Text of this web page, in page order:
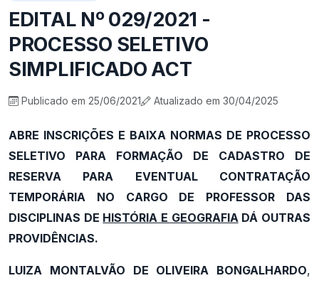
EDITAL Nº 029/2021 -
PROCESSO SELETIVO
SIMPLIFICADO ACT
Publicado em 25/06/2021 Atualizado em 30/04/2025
ABRE INSCRIÇÕES E BAIXA NORMAS DE PROCESSO
SELETIVO PARA FORMAÇÃO DE CADASTRO DE
RESERVA PARA EVENTUAL CONTRATAÇÃO
TEMPORÁRIA NO CARGO DE PROFESSOR DAS
DISCIPLINAS DE HISTÓRIA E GEOGRAFIA DÁ OUTRAS
PROVIDÊNCIAS.
LUIZA MONTALVÃO DE OLIVEIRA BONGALHARDO,